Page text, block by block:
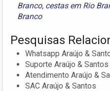
Branco, cestas em Rio
Branco
Pesquisas
Whatsapp Araújo &
Suporte Araújo & Santos
Atendimento Araújo &
SAC Araújo & Santos